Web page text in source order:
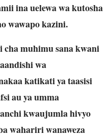
ina uelewa wa kutosha
wawapo kazini.
muhimu sana kwani
wa
katikati ya taasisi
au ya umma
kwaujumla hivyo
wahaririwanaweza